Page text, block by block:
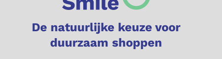
De natuurlijke keuze voor
duurzaam shoppen